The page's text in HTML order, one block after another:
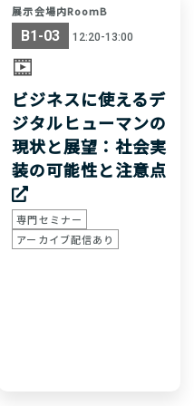
展示会場内RoomB
B1-03 12:20-13:00
ビジネスに使えるデ
ジタルヒューマンの
現状と展望：社会実
装の可能性と注意点
専門セミナー
アーカイブ配信あり